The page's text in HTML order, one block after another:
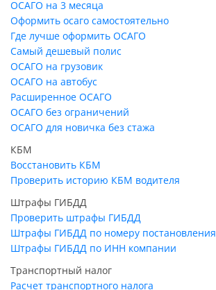
ОСАГО на 3 месяца
Оформить осаго самостоятельно
Где лучше оформить ОСАГО
Самый дешевый полис
ОСАГО на грузовик
ОСАГО на автобус
Расширенное ОСАГО
ОСАГО без ограничений
ОСАГО для новичка без стажа
КБМ
Восстановить КБМ
Проверить историю КБМ водителя
Штрафы ГИБДД
Проверить штрафы ГИБДД
Штрафы ГИБДД по номеру постановления
Штрафы ГИБДД по ИНН компании
Транспортный налог
Расчет транспортного налога